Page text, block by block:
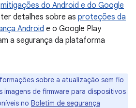
mitigações do Android e do Google
detalhes sobre as proteções da
Android e o Google Play
a segurança da plataforma
sobre a atualização sem fio
imagens de firmware para dispositivos
no Boletim de segurança